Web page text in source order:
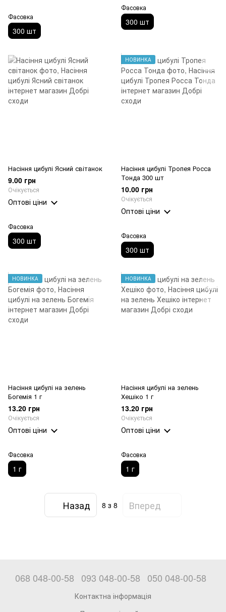
Фасовка
300 шт
Фасовка
300 шт
Насіння цибулі Ясний світанок
9.00 грн
Очікується
Оптові ціни
Фасовка
300 шт
НОВИНКА
Насіння цибулі Тропея Росса
Тонда 300 шт
10.00 грн
Очікується
Оптові ціни
Фасовка
300 шт
НОВИНКА
Насіння цибулі на зелень
Богемія 1 г
13.20 грн
Очікується
Оптові ціни
Фасовка
1 г
НОВИНКА
Насіння цибулі на зелень
Хешіко 1 г
13.20 грн
Очікується
Оптові ціни
Фасовка
1 г
Назад 8 з 8 Вперед
068 048-00-58 093 048-00-58 050 048-00-58
Контактна інформація